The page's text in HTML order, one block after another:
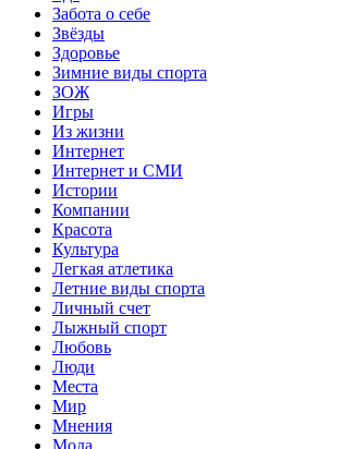
Забота о себе
Звёзды
Здоровье
Зимние виды спорта
ЗОЖ
Игры
Из жизни
Интернет
Интернет и СМИ
Истории
Компании
Красота
Культура
Легкая атлетика
Летние виды спорта
Личный счет
Лыжный спорт
Любовь
Люди
Места
Мир
Мнения
Мода